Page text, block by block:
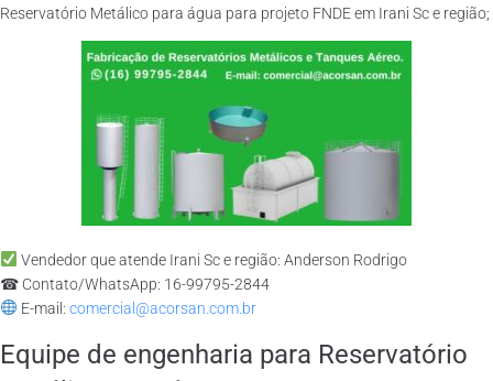
Reservatório Metálico para água para projeto FNDE em Irani Sc e região;
Vendedor que atende Irani Sc e região: Anderson Rodrigo
☎ Contato/WhatsApp: 16-99795-2844
E-mail: comercial@acorsan.com.br
Equipe de engenharia para Reservatório